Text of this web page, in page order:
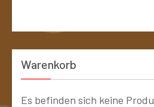
Warenkorb
Es befinden sich keine